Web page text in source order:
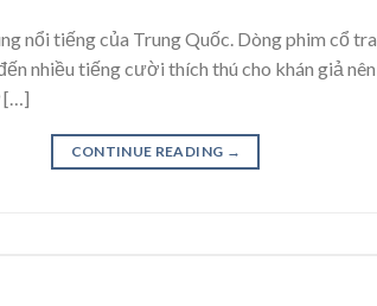
nổi tiếng của Trung Quốc. Dòng phim cổ
nhiều tiếng cười thích thú cho khán giả
[…]
CONTINUE READING →